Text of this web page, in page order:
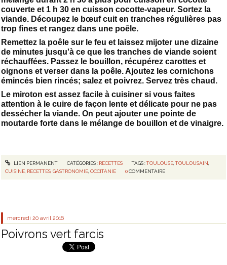
couverte et 1 h 30 en cuisson cocotte-vapeur. Sortez la
viande. Découpez le bœuf cuit en tranches régulières pas
trop fines et rangez dans une poêle.
Remettez la poêle sur le feu et laissez mijoter une dizaine
de minutes jusqu'à ce que les tranches de viande soient
réchauffées. Passez le bouillon, récupérez carottes et
oignons et verser dans la poêle. Ajoutez les cornichons
émincés bien rincés; salez et poivrez. Servez très chaud.
Le miroton est assez facile à cuisiner si vous faites
attention à le cuire de façon lente et délicate pour ne pas
dessécher la viande. On peut ajouter une pointe de
moutarde forte dans le mélange de bouillon et de vinaigre.
LIEN PERMANENT CATÉGORIES : RECETTES TAGS :TOULOUSE ,TOULOUSAIN
CUISINE RECETTES ,GASTRONOMIE ,OCCITANIE 0 COMMENTAIRE
mercredi 20 avril 2016
Poivrons vert farcis